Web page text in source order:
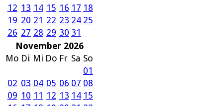
12 13 14 15 16 17 18
19 20 21 22 23 24 25
26 27 28 29 30 31
November 2026
Mo Di Mi Do Fr Sa So
01
02 03 04 05 06 07 08
09 10 11 12 13 14 15